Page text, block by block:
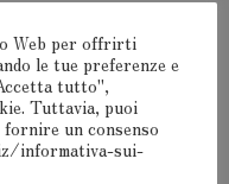
2024
Web per offrirti
le tue preferenze e
tutto",
Tuttavia, puoi
un consenso
informativa-sui-